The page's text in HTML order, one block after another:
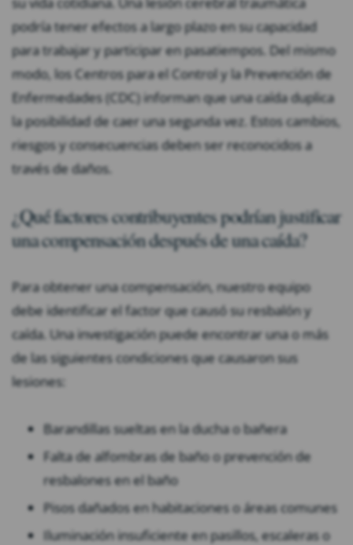
podría tener efectos a largo plazo en su capacidad
para trabajar y participar en pasatiempos. Del mismo
modo, losCentros para el Control y la Prevención de
Enfermedades (CDC)informan que una caída duplica
la posibilidad de caer una segunda vez. Estos cambios,
riesgos y consecuencias deben ser reconocidos a
través de daños.
¿Qué factores contribuyentes podrían justificar
una compensación después de una caída?
Para obtener una compensación, nuestro equipo
debe identificar el factor que causó su resbalón y
caída. Una investigación puede encontrar una o más
de las siguientes condiciones que causaron sus
lesiones:
Barandillas sueltas en la ducha o bañera
Falta de alfombras de baño o prevención de
resbalones en el baño
Pisos dañados en habitaciones o áreas comunes
Iluminación insuficiente en pasillos, escaleras o